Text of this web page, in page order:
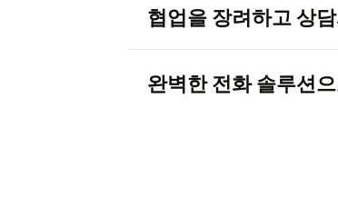
협업을 장려하고 상
완벽한 전화 솔루션